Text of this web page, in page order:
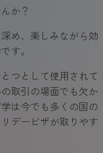
か？
め、楽しみながら効
す。
つとして使用されて
取引の場面でも欠か
は今でも多くの国の
デービザが取りやす